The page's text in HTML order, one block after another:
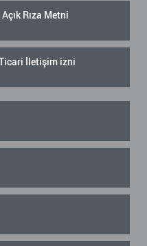
Rıza Metni
İletişim izni